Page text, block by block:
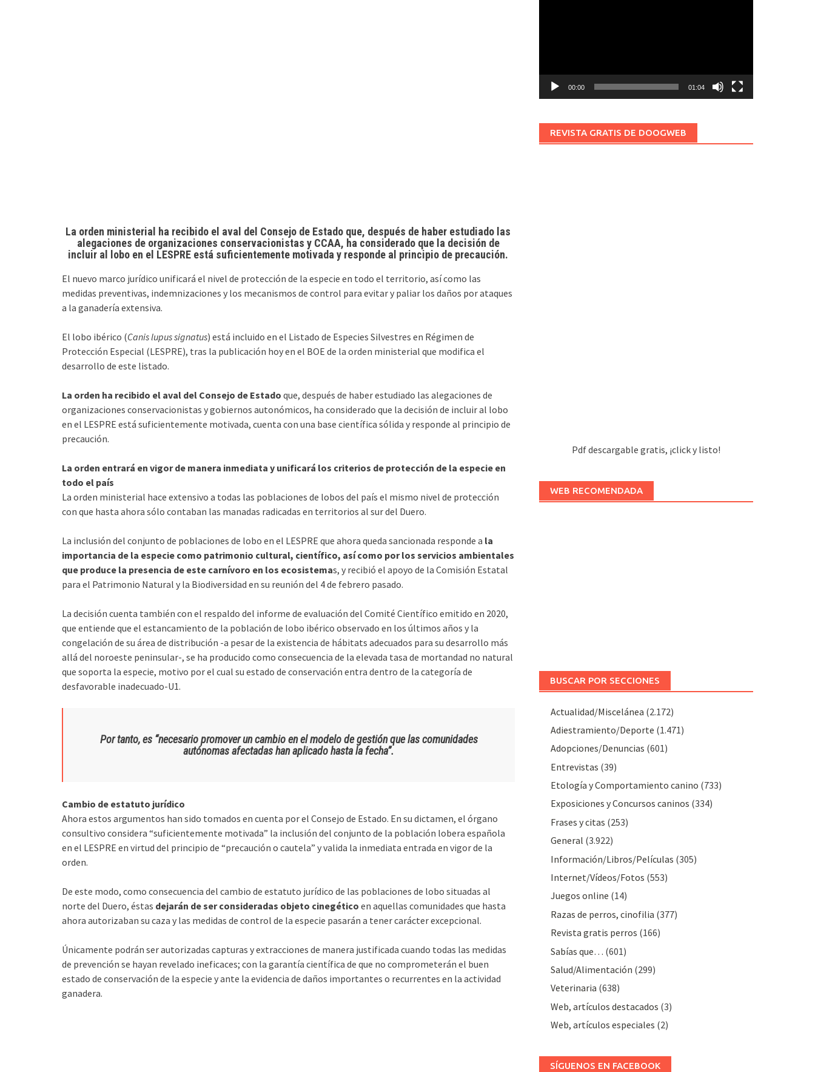
La orden ministerial ha recibido el aval del Consejo de Estado que, después de haber estudiado las
alegaciones de organizaciones conservacionistas y CCAA, ha considerado que la decisión de
incluir al lobo en el LESPRE está suficientemente motivada y responde al principio de precaución.
El nuevo marco jurídico unificará el nivel de protección de la especie en todo el territorio, así como las
medidas preventivas, indemnizaciones y los mecanismos de control para evitar y paliar los daños por ataques
a la ganadería extensiva.
El lobo ibérico (Canis lupus signatus) está incluido en el Listado de Especies Silvestres en Régimen de
Protección Especial (LESPRE), tras la publicación hoy en el BOE de la orden ministerial que modifica el
desarrollo de este listado.
La orden ha recibido el aval del Consejo de Estado que, después de haber estudiado las alegaciones de
organizaciones conservacionistas y gobiernos autonómicos, ha considerado que la decisión de incluir al lobo
en el LESPRE está suficientemente motivada, cuenta con una base científica sólida y responde al principio de
precaución.
La orden entrará en vigor de manera inmediata y unificará los criterios de protección de la especie en
todo el país
La orden ministerial hace extensivo a todas las poblaciones de lobos del país el mismo nivel de protección
con que hasta ahora sólo contaban las manadas radicadas en territorios al sur del Duero.
La inclusión del conjunto de poblaciones de lobo en el LESPRE que ahora queda sancionada responde a la
importancia de la especie como patrimonio cultural, científico, así como por los servicios ambientales
que produce la presencia de este carnívoro en los ecosistemas, y recibió el apoyo de la Comisión Estatal
para el Patrimonio Natural y la Biodiversidad en su reunión del 4 de febrero pasado.
La decisión cuenta también con el respaldo del informe de evaluación del Comité Científico emitido en 2020,
que entiende que el estancamiento de la población de lobo ibérico observado en los últimos años y la
congelación de su área de distribución -a pesar de la existencia de hábitats adecuados para su desarrollo más
allá del noroeste peninsular-, se ha producido como consecuencia de la elevada tasa de mortandad no natural
que soporta la especie, motivo por el cual su estado de conservación entra dentro de la categoría de
desfavorable inadecuado-U1.
Por tanto, es “necesario promover un cambio en el modelo de gestión que las comunidades
autónomas afectadas han aplicado hasta la fecha”.
Cambio de estatuto jurídico
Ahora estos argumentos han sido tomados en cuenta por el Consejo de Estado. En su dictamen, el órgano
consultivo considera “suficientemente motivada” la inclusión del conjunto de la población lobera española
en el LESPRE en virtud del principio de “precaución o cautela” y valida la inmediata entrada en vigor de la
orden.
De este modo, como consecuencia del cambio de estatuto jurídico de las poblaciones de lobo situadas al
norte del Duero, éstas dejarán de ser consideradas objeto cinegético en aquellas comunidades que hasta
ahora autorizaban su caza y las medidas de control de la especie pasarán a tener carácter excepcional.
Únicamente podrán ser autorizadas capturas y extracciones de manera justificada cuando todas las medidas
de prevención se hayan revelado ineficaces; con la garantía científica de que no comprometerán el buen
estado de conservación de la especie y ante la evidencia de daños importantes o recurrentes en la actividad
ganadera.
00:00 01:04
REVISTA GRATIS DE DOOGWEB
Pdf descargable gratis, ¡click y listo!
WEB RECOMENDADA
BUSCAR POR SECCIONES
Actualidad/Miscelánea (2.172)
Adiestramiento/Deporte (1.471)
Adopciones/Denuncias (601)
Entrevistas (39)
Etología y Comportamiento canino (733)
Exposiciones y Concursos caninos (334)
Frases y citas (253)
General (3.922)
Información/Libros/Películas (305)
Internet/Vídeos/Fotos (553)
Juegos online (14)
Razas de perros, cinofilia (377)
Revista gratis perros (166)
Sabías que… (601)
Salud/Alimentación (299)
Veterinaria (638)
Web, artículos destacados (3)
Web, artículos especiales (2)
SÍGUENOS EN FACEBOOK